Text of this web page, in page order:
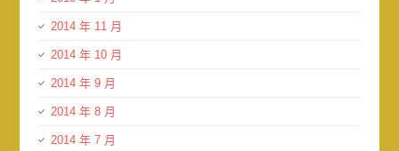
2014 年 11 月
2014 年 10 月
2014 年 9 月
2014 年 8 月
2014 年 7 月